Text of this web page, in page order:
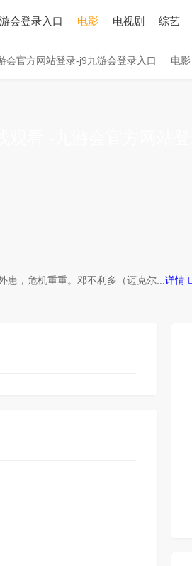
会登录入口 电影 电视剧 综艺
会官方网站登录-j9九游会登录入口 电影
，危机重重。邓不利多（迈克尔... 详情